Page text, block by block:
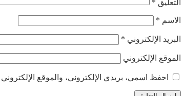
التعليق *
الاسم *
البريد الإلكتروني *
الموقع الإلكتروني
احفظ اسمي، بريدي الإلكتروني، والموقع